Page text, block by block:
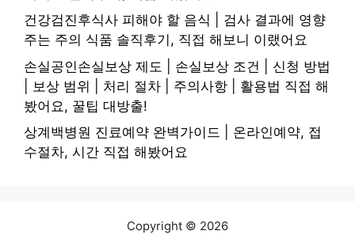
건강검진후식사 피해야 할 음식 | 검사 결과에 영향
주는 주의 식품 솔직후기, 직접 해보니 이랬어요
손실공인손실보상 제도 | 손실보상 조건 | 신청 방법
| 보상 범위 | 처리 절차 | 주의사항 | 활용법 직접 해
봤어요, 꿀팁 대방출!
상계백병원 진료예약 완벽가이드 | 온라인예약, 접
수절차, 시간 직접 해봤어요
Copyright © 2026